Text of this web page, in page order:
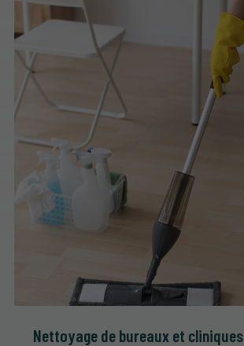
Nettoyage de bureaux et cliniques